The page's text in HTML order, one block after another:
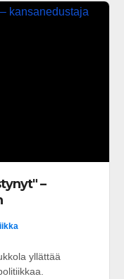
–
yllättää